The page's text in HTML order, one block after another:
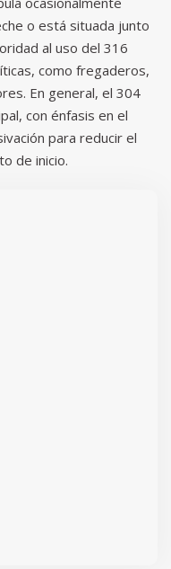
o está situada junto
al uso del 316
como fregaderos,
En general, el 304
con énfasis en el
para reducir el
de inicio.